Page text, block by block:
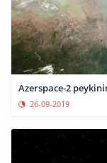
Azerspace-2
26-09-2019